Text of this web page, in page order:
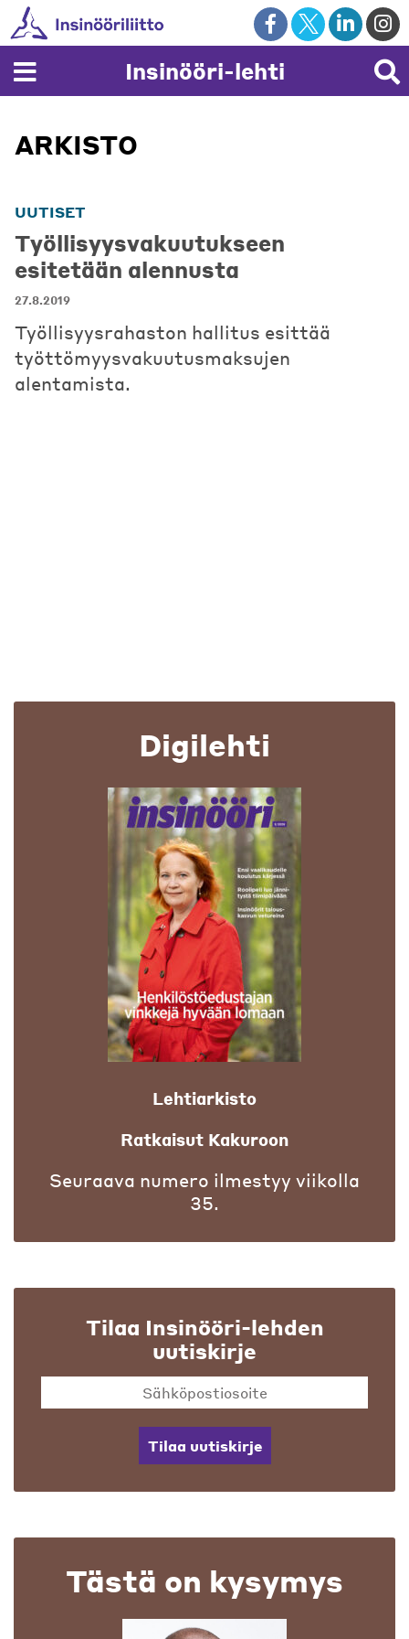
Skip
to
content
Insinööri-lehti
ARKISTO
UUTISET
Työllisyysvakuutukseen
esitetään alennusta
27.8.2019
Työllisyysrahaston hallitus esittää
työttömyysvakuutusmaksujen
alentamista.
Digilehti
Lehtiarkisto
Ratkaisut Kakuroon
Seuraava numero ilmestyy viikolla
35.
Tilaa Insinööri-lehden
uutiskirje
Tilaa uutiskirje
Tästä on kysymys